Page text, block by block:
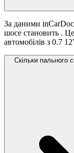
За даними
шосе становить .
автомобілів з 0.7
Скільки пального